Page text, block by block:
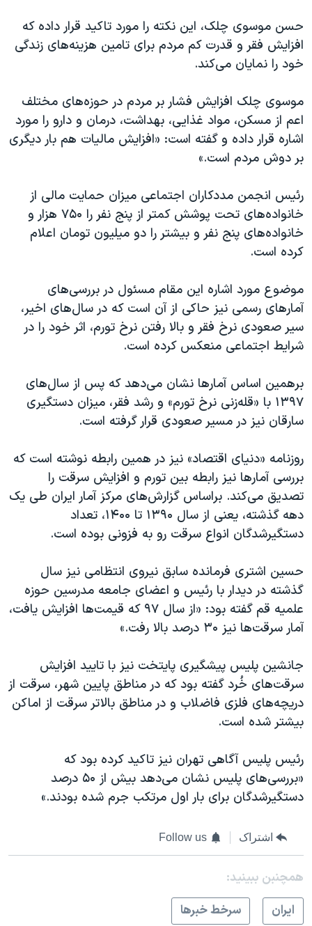
حسن موسوی چلک، این نکته را مورد تاکید قرار داده که
افزایش فقر و قدرت کم مردم برای تامین هزینه‌های زندگی
خود را نمایان می‌کند.
موسوی چلک افزایش فشار بر مردم در حوزه‌های مختلف
اعم از مسکن، مواد غذایی، بهداشت، درمان و دارو را مورد
اشاره قرار داده و گفته است: «افزایش مالیات هم بار دیگری
بر دوش مردم است.»
رئیس انجمن مددکاران اجتماعی میزان حمایت مالی از
خانواده‌های تحت پوشش کمتر از پنج نفر را ۷۵۰ هزار و
خانواده‌های پنج نفر و بیشتر را دو میلیون تومان اعلام
کرده است.
موضوع مورد اشاره این مقام مسئول در بررسی‌های
آمارهای رسمی نیز حاکی از آن است که در سال‌های اخیر،
سیر صعودی نرخ فقر و بالا رفتن نرخ تورم، اثر خود را در
شرایط اجتماعی منعکس کرده است.
برهمین اساس آمارها نشان می‌دهد که پس از سال‌های
۱۳۹۷ با «قله‌زنی نرخ تورم» و رشد فقر، میزان دستگیری
سارقان نیز در مسیر صعودی قرار گرفته است.
روزنامه «دنیای اقتصاد» نیز در همین رابطه نوشته است که
بررسی آمارها نیز رابطه بین تورم و افزایش سرقت را
تصدیق می‌کند. براساس گزارش‌های مرکز آمار ایران طی یک
دهه گذشته، یعنی از سال ۱۳۹۰ تا ۱۴۰۰، تعداد
دستگیرشدگان انواع سرقت رو به فزونی بوده است.
حسین اشتری فرمانده سابق نیروی انتظامی نیز سال
گذشته در دیدار با رئیس و اعضای جامعه مدرسین حوزه
علمیه قم گفته بود: «از سال ۹۷ که قیمت‌ها افزایش یافت،
آمار سرقت‌ها نیز ۳۰ درصد بالا رفت.»
جانشین پلیس پیشگیری پایتخت نیز با تایید افزایش
سرقت‌های خُرد گفته بود که در مناطق پایین شهر، سرقت از
دریچه‌های فلزی فاضلاب و در مناطق بالاتر سرقت از اماکن
بیشتر شده است.
رئیس پلیس آگاهی تهران نیز تاکید کرده بود که
«بررسی‌های پلیس نشان می‌دهد بیش از ۵۰ درصد
دستگیرشدگان برای بار اول مرتکب جرم شده بودند.»
اشتراک Follow us
همچنبن ببینید:
ايران
سرخط خبرها